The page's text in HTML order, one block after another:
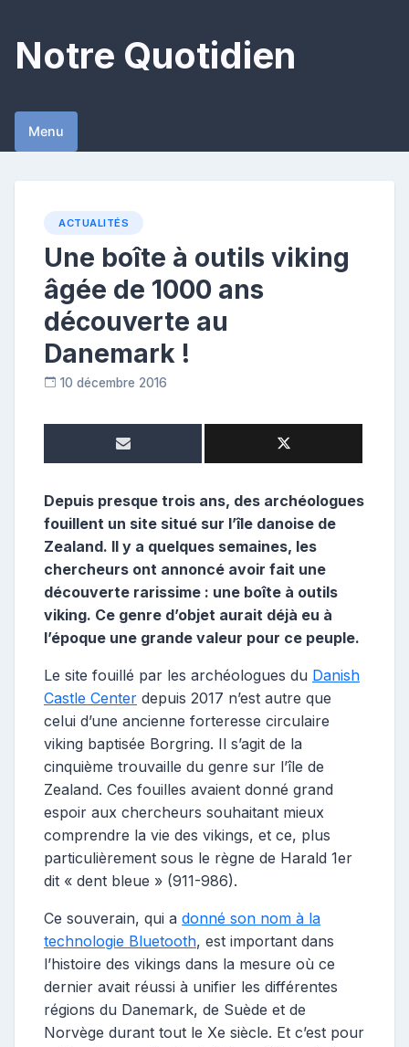
content
Notre Quotidien
Menu
ACTUALITÉS
Une boîte à outils viking
âgée de 1000 ans
découverte au
Danemark !
10 décembre 2016
e
t
r
Depuis presque trois ans, des archéologues
fouillent un site situé sur l’île danoise de
Zealand. Il y a quelques semaines, les
chercheurs ont annoncé avoir fait une
découverte rarissime : une boîte à outils
viking. Ce genre d’objet aurait déjà eu à
l’époque une grande valeur pour ce peuple.
Le site fouillé par les archéologues du Danish
Castle Center depuis 2017 n’est autre que
celui d’une ancienne forteresse circulaire
viking baptisée Borgring. Il s’agit de la
cinquième trouvaille du genre sur l’île de
Zealand. Ces fouilles avaient donné grand
espoir aux chercheurs souhaitant mieux
comprendre la vie des vikings, et ce, plus
particulièrement sous le règne de Harald 1er
dit « dent bleue » (911-986).
Ce souverain, qui a donné son nom à la
technologie Bluetooth, est important dans
l’histoire des vikings dans la mesure où ce
dernier avait réussi à unifier les différentes
régions du Danemark, de Suède et de
Norvège durant tout le Xe siècle. Et c’est pour